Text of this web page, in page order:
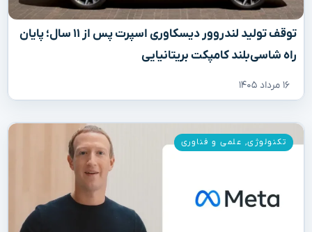
توقف تولید لندروور دیسکاوری اسپرت پس از ۱۱ سال؛ پایان
راه شاسی‌بلند کامپکت بریتانیایی
۱۶ مرداد ۱۴۰۵
تکنولوژی, علمی و فناوری